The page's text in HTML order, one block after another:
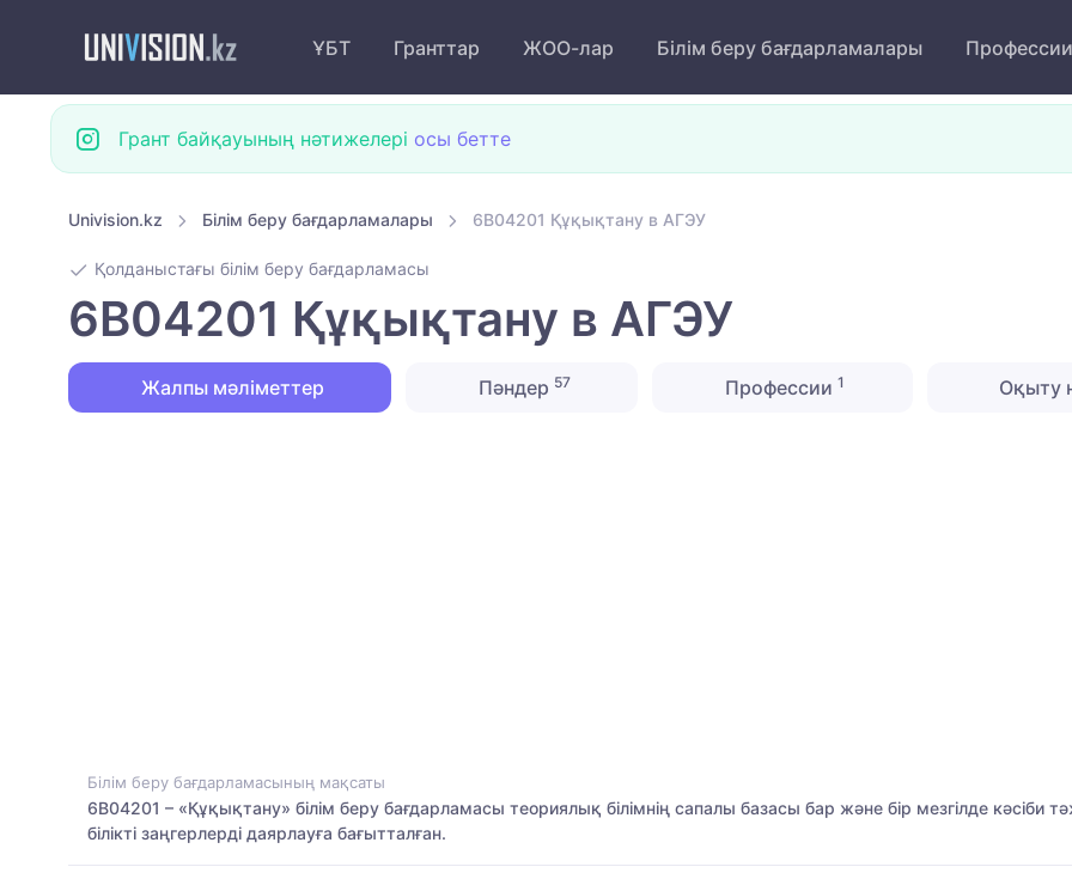
ҰБТ Гранттар ЖОО-лар Білім беру бағдарламалары Профессии
Грант байқауының нәтижелері осы бетте
Univision.kz Білім беру бағдарламалары 6B04201 Құқықтану в АГЭУ
Қолданыстағы білім беру бағдарламасы
6B04201 Құқықтану в АГЭУ
Жалпы мәліметтер Пәндер 57 Профессии 1 Оқыту
Білім беру бағдарламасының мақсаты
6В04201 – «Құқықтану» білім беру бағдарламасы теориялық білімнің сапалы базасы бар және бір мезгілде кәсіби
білікті заңгерлерді даярлауға бағытталған.